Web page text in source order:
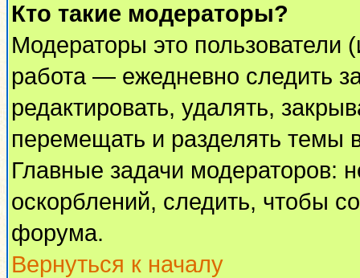
Кто такие модераторы?
Модераторы это пользователи
работа — ежедневно следить
редактировать, удалять,
перемещать и разделять темы
Главные задачи модераторов:
оскорблений, следить, чтобы
форума.
Вернуться к началу